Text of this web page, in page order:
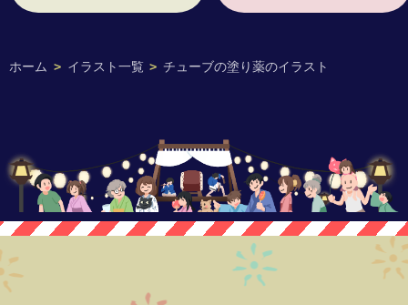
ホーム > イラスト一覧 > チューブの塗り薬のイラスト